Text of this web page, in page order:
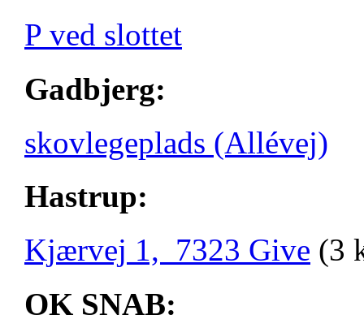
P ved slottet
Gadbjerg:
skovlegeplads (Allévej)
Hastrup:
Kjærvej 1, 7323 Give (3
OK SNAB: